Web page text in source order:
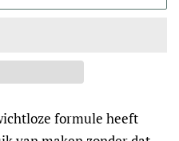
formule heeft